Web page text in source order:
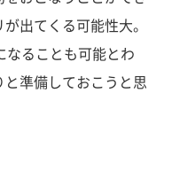
出てくる可能性大。
なることも可能とわ
準備しておこうと思